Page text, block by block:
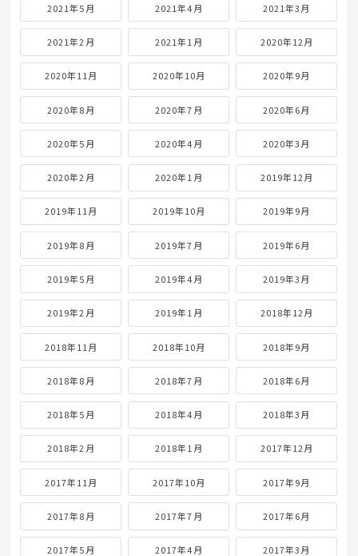
2021年5月 2021年4月 2021年3月
2021年2月 2021年1月 2020年12月
2020年11月 2020年10月 2020年9月
2020年8月 2020年7月 2020年6月
2020年5月 2020年4月 2020年3月
2020年2月 2020年1月 2019年12月
2019年11月 2019年10月 2019年9月
2019年8月 2019年7月 2019年6月
2019年5月 2019年4月 2019年3月
2019年2月 2019年1月 2018年12月
2018年11月 2018年10月 2018年9月
2018年8月 2018年7月 2018年6月
2018年5月 2018年4月 2018年3月
2018年2月 2018年1月 2017年12月
2017年11月 2017年10月 2017年9月
2017年8月 2017年7月 2017年6月
2017年5月 2017年4月 2017年3月